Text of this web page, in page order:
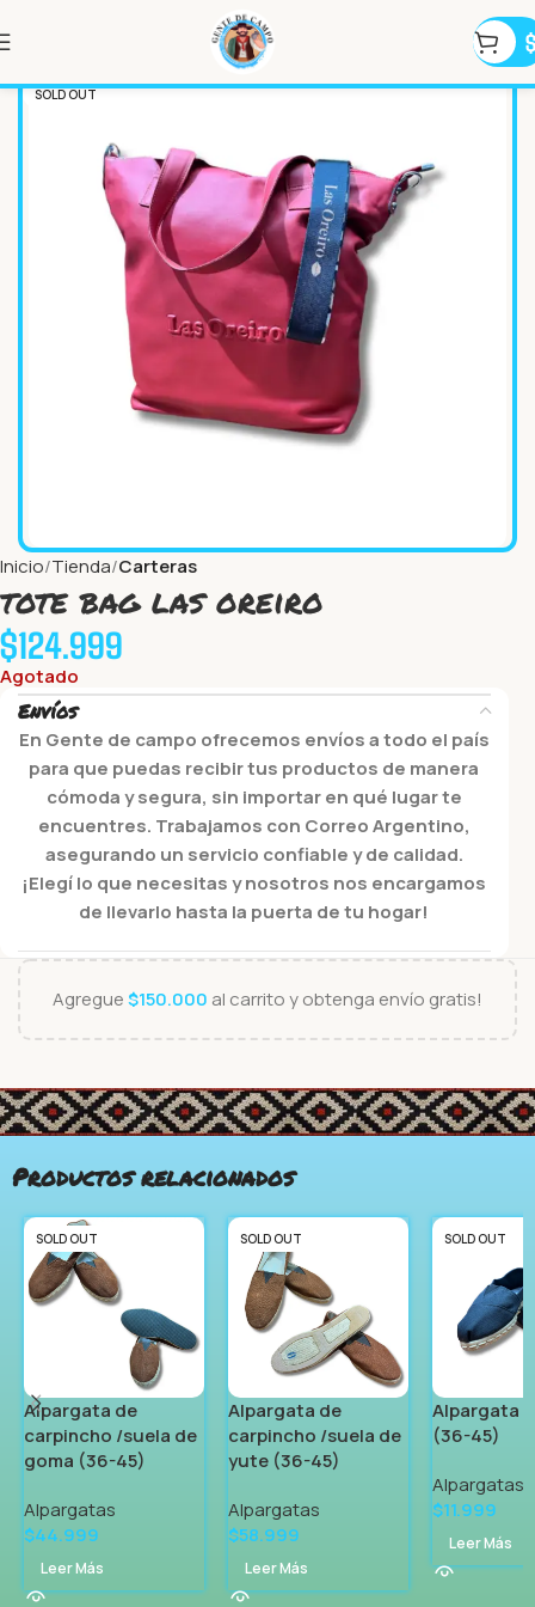
$
SOLD OUT
Inicio Tienda Carteras
tote bag las oreiro
$124.999
Agotado
Envíos
En Gente de campo ofrecemos envíos a todo el país
para que puedas recibir tus productos de manera
cómoda y segura, sin importar en qué lugar te
encuentres. Trabajamos con Correo Argentino,
asegurando un servicio confiable y de calidad.
¡Elegí lo que necesitas y nosotros nos encargamos
de llevarlo hasta la puerta de tu hogar!
Agregue$150.000 al carrito y obtenga envío gratis!
Productos relacionados
SOLD OUT
Alpargata de
carpincho /suela de
goma (36-45)
Alpargatas
$44.999
Leer Más
SOLD OUT
Alpargata de
carpincho /suela de
yute (36-45)
Alpargatas
$58.999
Leer Más
SOLD OUT
Alpargata
(36-45)
Alpargatas
$11.999
Leer Más